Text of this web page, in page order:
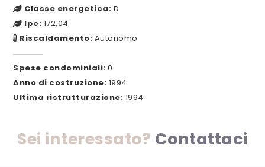
Classe energetica: D
Ipe: 172,04
Riscaldamento: Autonomo
Spese condominiali: 0
Anno di costruzione: 1994
Ultima ristrutturazione: 1994
Sei interessato? Contattaci